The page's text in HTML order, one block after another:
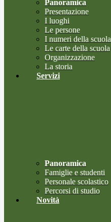
Panoramica
Presentazione
I luoghi
Le persone
I numeri della scuola
Le carte della scuola
Organizzazione
La storia
Servizi
Panoramica
Famiglie e studenti
Personale scolastico
Percorsi di studio
Novità